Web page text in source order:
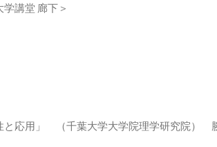
講堂 廊下＞
と応用」 （千葉大学大学院理学研究院）